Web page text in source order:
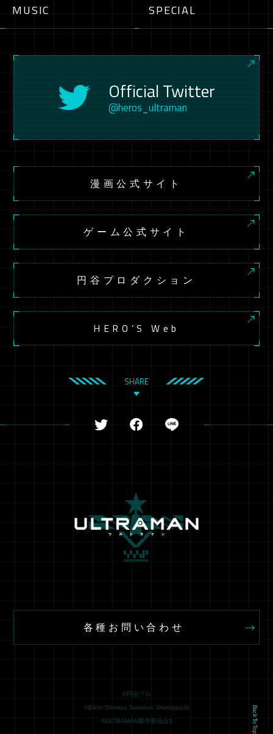
MUSIC SPECIAL
Official Twitter
@heros_ultraman
漫画公式サイト
ゲーム公式サイト
円谷プロダクション
HERO’S Web
SHARE
各種お問い合わせ
©円谷プロ
©Eiichi Shimizu,Tomohiro Shimoguchi
©ULTRAMAN製作委員会3
Back To Top